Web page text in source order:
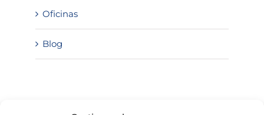
Oficinas
Blog